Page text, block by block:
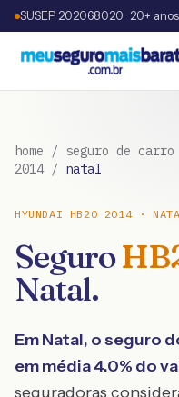
SUSEP 202068020 · 20+ anos
home / seguro de carro
2014/ natal
HYUNDAI HB20 2014·
Seguro
Natal.
EmNatal, o seguro
em média4.0% do
seguradoras